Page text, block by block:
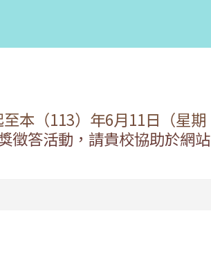
本（113）年6月11日（星期
徵答活動，請貴校協助於網站